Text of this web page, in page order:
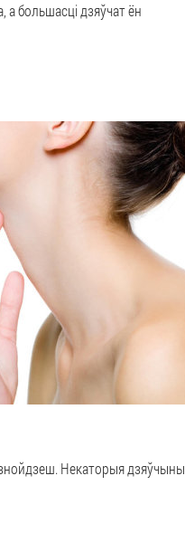
большасці дзяўчат ён
Некаторыя дзяўчыны